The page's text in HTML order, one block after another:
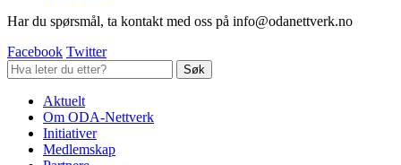
Har du spørsmål, ta kontakt med oss på info@odanettverk.no
Facebook Twitter
Aktuelt
Om ODA-Nettverk
Initiativer
Medlemskap